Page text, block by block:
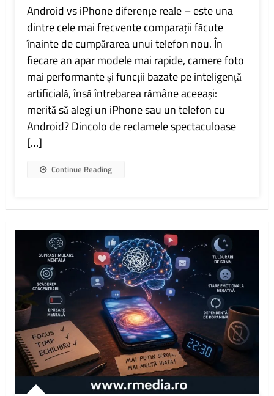
Vs
IPhone
Diferențe
Reale:
Ce
Alegi
În
De
Ce?
Android vs iPhone diferențe reale – este una
dintre cele mai frecvente comparații făcute
înainte de cumpărarea unui telefon nou. În
fiecare an apar modele mai rapide, camere foto
mai performante și funcții bazate pe inteligență
artificială, însă întrebarea rămâne aceeași:
merită să alegi un iPhone sau un telefon cu
Android? Dincolo de reclamele spectaculoase
[…]
Continue Reading